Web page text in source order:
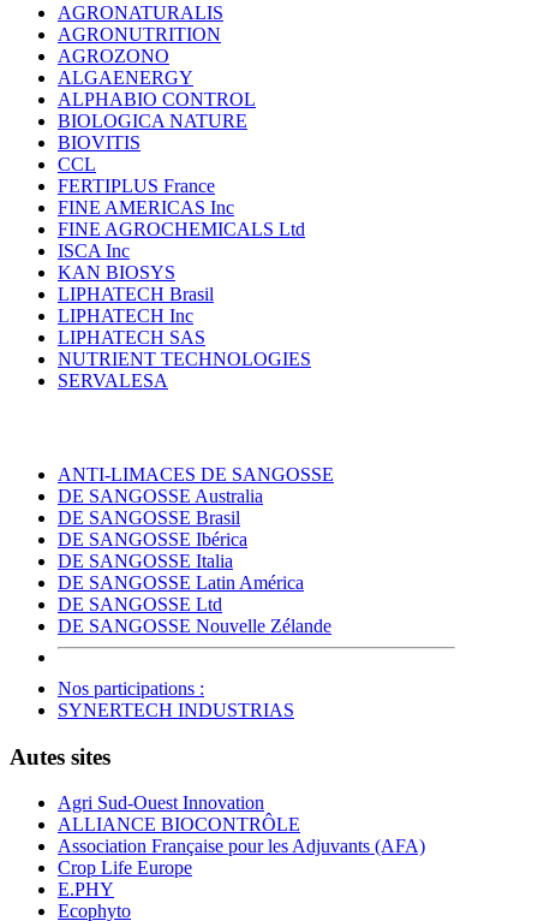
AGRONATURALIS
AGRONUTRITION
AGROZONO
ALGAENERGY
ALPHABIO CONTROL
BIOLOGICA NATURE
BIOVITIS
CCL
FERTIPLUS France
FINE AMERICAS Inc
FINE AGROCHEMICALS Ltd
ISCA Inc
KAN BIOSYS
LIPHATECH Brasil
LIPHATECH Inc
LIPHATECH SAS
NUTRIENT TECHNOLOGIES
SERVALESA
ANTI-LIMACES DE SANGOSSE
DE SANGOSSE Australia
DE SANGOSSE Brasil
DE SANGOSSE Ibérica
DE SANGOSSE Italia
DE SANGOSSE Latin América
DE SANGOSSE Ltd
DE SANGOSSE Nouvelle Zélande
Nos participations :
SYNERTECH INDUSTRIAS
Autes sites
Agri Sud-Ouest Innovation
ALLIANCE BIOCONTRÔLE
Association Française pour les Adjuvants (AFA)
Crop Life Europe
E.PHY
Ecophyto